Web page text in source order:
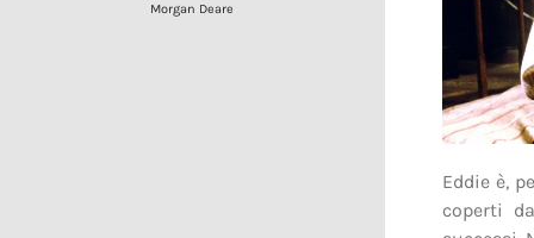
Morgan Deare
Eddie è,
coperti